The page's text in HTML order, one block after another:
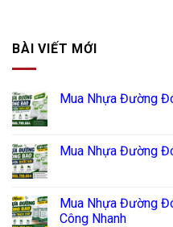
BÀI VIẾT MỚI
Mua Nhựa Đường
Mua Nhựa Đường
Mua Nhựa Đường
Công Nhanh